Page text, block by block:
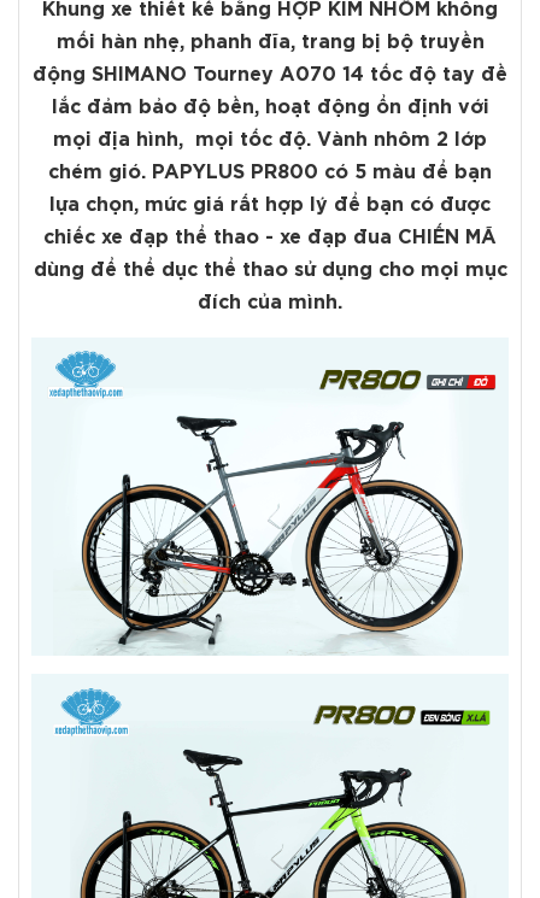
Khung xe thiết kế bằng HỢP KIM NHÔM không
mối hàn nhẹ, phanh đĩa, trang bị bộ truyền
động SHIMANO Tourney A070 14 tốc độ tay đề
lắc đảm bảo độ bền, hoạt động ổn định với
mọi địa hình, mọi tốc độ. Vành nhôm 2 lớp
chém gió. PAPYLUS PR800 có 5 màu để bạn
lựa chọn, mức giá rất hợp lý để bạn có được
chiếc xe đạp thể thao - xe đạp đua CHIẾN MÃ
dùng để thể dục thể thao sử dụng cho mọi mục
đích của mình.